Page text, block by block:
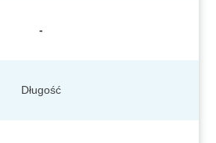
-
Długość